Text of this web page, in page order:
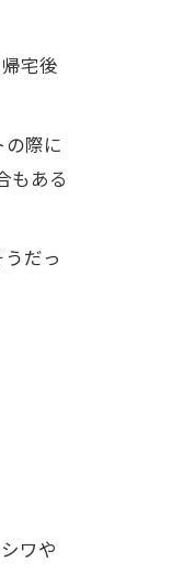
宅後
際に
もある
だっ
ワや